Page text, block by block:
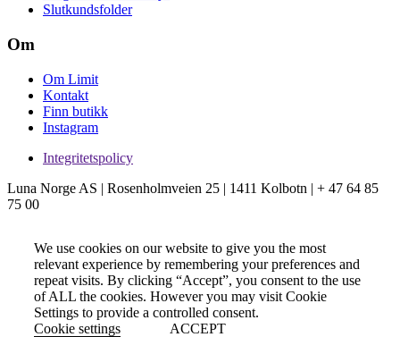
Slutkundsfolder
Om
Om Limit
Kontakt
Finn butikk
Instagram
Integritetspolicy
Luna Norge AS | Rosenholmveien 25 | 1411 Kolbotn | + 47 64 85
75 00
We use cookies on our website to give you the most
relevant experience by remembering your preferences and
repeat visits. By clicking “Accept”, you consent to the use
of ALL the cookies. However you may visit Cookie
Settings to provide a controlled consent.
Cookie settings
ACCEPT